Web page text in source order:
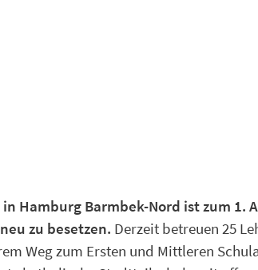
Hamburg Barmbek-Nord ist zum 1.
zu besetzen. Derzeit betreuen 25
Weg zum Ersten und Mittleren